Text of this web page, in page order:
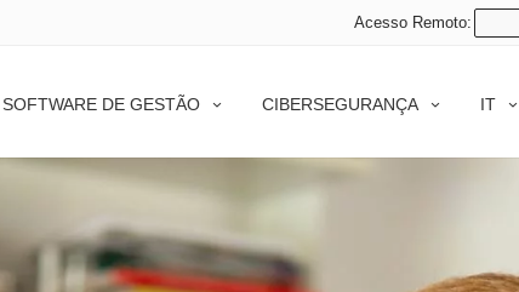
Acesso Remoto:
SOFTWARE DE GESTÃO CIBERSEGURANÇA IT